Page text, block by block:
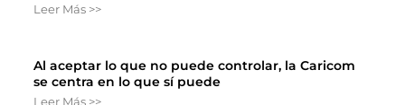
Leer Más >>
Al aceptar lo que no puede controlar, la Caricom
se centra en lo que sí puede
Leer Más >>